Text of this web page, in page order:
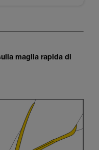
maglia rapida di